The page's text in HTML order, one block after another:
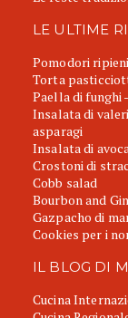
LE ULTIME
Pomodori
Torta
Paella di funghi
Insalata di
asparagi
Insalata di
Crostoni di
Cobb salad
Bourbon and
Gazpacho di
Cookies per i
IL BLOG DI
Cucina